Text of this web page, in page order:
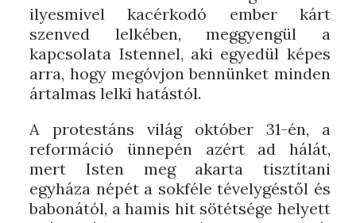
ilyesmivel kacérkodó ember kárt
szenved lelkében, meggyengül a
kapcsolata Istennel, aki egyedül képes
arra, hogy megóvjon bennünket minden
ártalmas lelki hatástól.
A protestáns világ október 31-én, a
reformáció ünnepén azért ad hálát,
mert Isten meg akarta tisztítani
egyháza népét a sokféle tévelygéstől és
babonától, a hamis hit sötétsége helyett